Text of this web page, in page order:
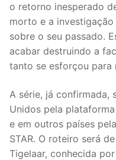
o retorno inesperado
morto e a
sobre o seu passado.
acabar destruindo a
tanto se esforçou para
A série, já confirmada,
Unidos pela
e em outros países
STAR. O roteiro será
Tigelaar, conhecida